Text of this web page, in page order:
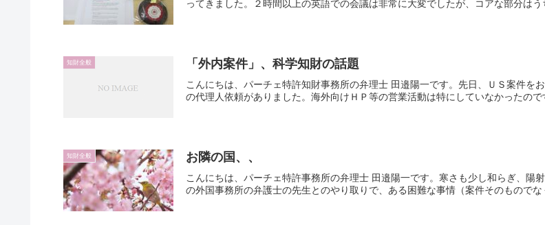
ってきました。２時間以上の英語での会議は非常に大変でしたが、コアな部分は
知財全般 「外内案件」、科学知財の話題
こんにちは、パーチェ特許知財事務所の弁理士 田邉陽一です。先日、ＵＳ案件
の代理人依頼がありました。海外向けＨＰ等の営業活動は特にしていなかったので
知財全般 お隣の国、、
こんにちは、パーチェ特許事務所の弁理士 田邉陽一です。寒さも少し和らぎ、
の外国事務所の弁護士の先生とのやり取りで、ある困難な事情（案件そのものでな